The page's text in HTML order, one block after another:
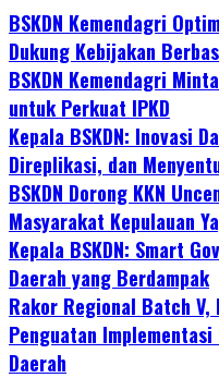
BSKDN Kemendagri
Dukung Kebijakan
BSKDN Kemendagri
untuk Perkuat IPKD
Kepala BSKDN: Inovasi
Direplikasi, dan
BSKDN Dorong KKN
Masyarakat Kepulauan
Kepala BSKDN: Smart
Daerah yang Berdampak
Rakor Regional Batch V,
Penguatan
Daerah